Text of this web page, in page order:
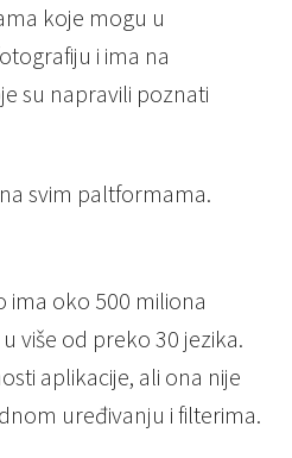
koje mogu u
i ima na
su napravili poznati
svim paltformama.
ima oko 500 miliona
više od preko 30 jezika.
aplikacije, ali ona nije
uređivanju i filterima.